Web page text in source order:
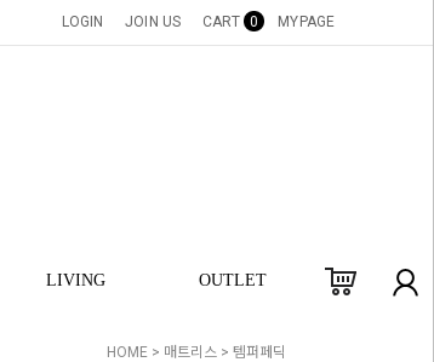
LOGIN JOIN US CART 0 MYPAGE
LIVING OUTLET
HOME > 매트리스 > 템퍼페딕